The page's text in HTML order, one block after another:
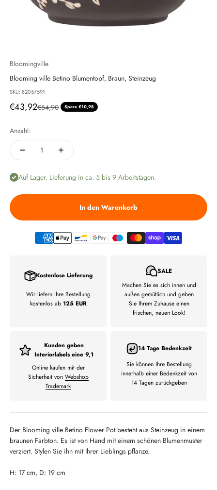
Bloomingville
Blooming ville Betino Blumentopf, Braun, Steinzeug
SKU: 82057591
Angebot
€43,92Regulärer Preis
€54,90 Spare €10,98
Anzahl:
Auf Lager. Lieferung in ca. 5 bis 9 Arbeitstagen.
In den Warenkorb
Kostenlose Lieferung
Wir liefern Ihre Bestellung
kostenlos ab 125 EUR
SALE
Machen Sie es sich innen und
außen gemütlich und geben
Sie Ihrem Zuhause einen
frischen, neuen Look!
Kunden geben
Interiorlabels eine 9,1
Online kaufen mit der
Sicherheit von Webshop
Trademark
14 Tage Bedenkzeit
Sie können Ihre Bestellung
innerhalb einer Bedenkzeit von
14 Tagen zurückgeben
Der Blooming ville Betino Flower Pot besteht aus Steinzeug in einem
braunen Farbton. Es ist von Hand mit einem schönen Blumenmuster
verziert. Stylen Sie ihn mit Ihrer Lieblings pflanze.
H: 17 cm, D: 19 cm